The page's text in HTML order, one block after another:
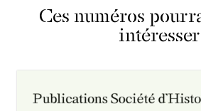
Ces numéros
intéresser